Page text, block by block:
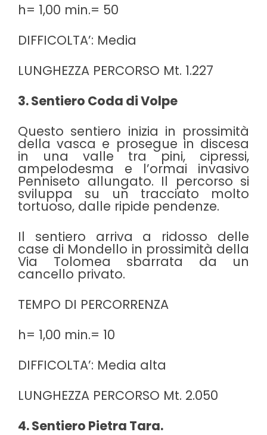
h= 1,00 min.= 50
DIFFICOLTA’: Media
LUNGHEZZA PERCORSO Mt. 1.227
3. Sentiero Coda di Volpe
Questo sentiero inizia in prossimità
della vasca e prosegue in discesa
in una valle tra pini, cipressi,
ampelodesma e l’ormai invasivo
Penniseto allungato. Il percorso si
sviluppa su un tracciato molto
tortuoso, dalle ripide pendenze.
Il sentiero arriva a ridosso delle
case di Mondello in prossimità della
Via Tolomea sbarrata da un
cancello privato.
TEMPO DI PERCORRENZA
h= 1,00 min.= 10
DIFFICOLTA’: Media alta
LUNGHEZZA PERCORSO Mt. 2.050
4. Sentiero Pietra Tara.